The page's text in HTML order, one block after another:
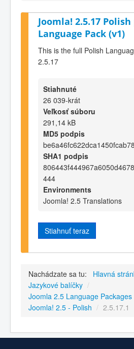
Joomla! 2.5.17 Polish
Language Pack (v1)
This is the full Polish
2.5.17
Stiahnuté
26 039-krát
Veľkosť súboru
291,14 kB
MD5 podpis
SHA1 podpis
444
Environments
Joomla! 2.5 Translations
Stiahnuť teraz
Nachádzate sa tu: Hlavná
Jazykové balíčky /
Joomla 2.5 Language Packages
Joomla! 2.5 - Polish / 2.5.17.1